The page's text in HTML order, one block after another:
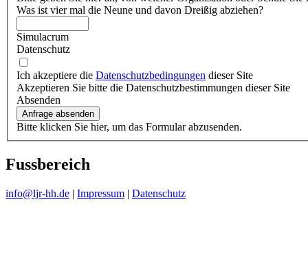
Was ist vier mal die Neune und davon Dreißig abziehen?
Simulacrum
Datenschutz
Ich akzeptiere die Datenschutzbedingungen dieser Site
Akzeptieren Sie bitte die Datenschutzbestimmungen dieser Site
Absenden
Bitte klicken Sie hier, um das Formular abzusenden.
Fussbereich
info@ljr-hh.de | Impressum | Datenschutz